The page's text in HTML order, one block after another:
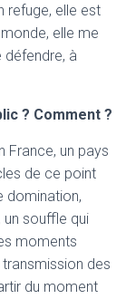
refuge, elle est
elle me
défendre, à
? Comment ?
France, un pays
de ce point
domination,
souffle qui
moments
des
du moment